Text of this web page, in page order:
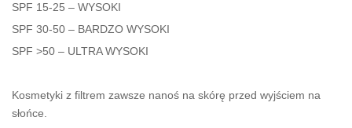
SPF 15-25 – WYSOKI
SPF 30-50 – BARDZO WYSOKI
SPF >50 – ULTRA WYSOKI
Kosmetyki z filtrem zawsze nanoś na skórę przed wyjściem na
słońce.